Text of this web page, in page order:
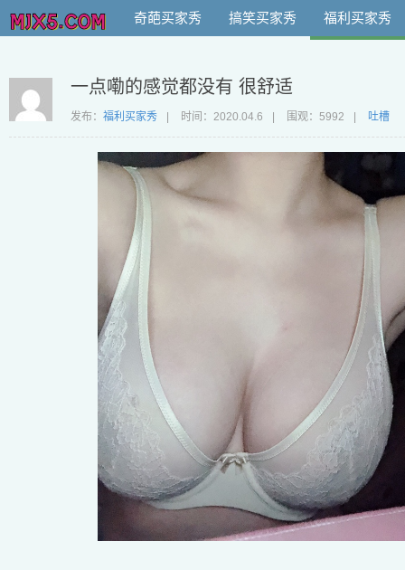
奇葩买家秀 搞笑买家秀 福利买家秀
一点嘞的感觉都没有 很舒适
发布： 福利买家秀 时间： 2020.04.6 围观：5992 吐槽